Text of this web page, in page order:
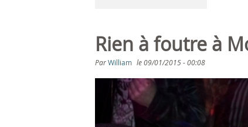
Rien à foutre à
ParWilliam le09/01/2015 - 00:08